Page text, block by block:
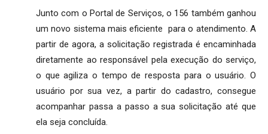
Junto com o Portal de Serviços, o 156 também ganhou
um novo sistema mais eficiente para o atendimento. A
partir de agora, a solicitação registrada é encaminhada
diretamente ao responsável pela execução do serviço,
o que agiliza o tempo de resposta para o usuário. O
usuário por sua vez, a partir do cadastro, consegue
acompanhar passa a passo a sua solicitação até que
ela seja concluída.